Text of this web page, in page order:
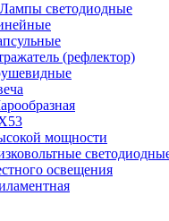
Лампы светодиодные
(рефлектор)
мощности
освещения